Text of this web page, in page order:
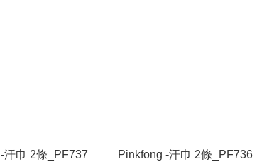
汗巾 2條_PF737 Pinkfong -汗巾 2條_PF736